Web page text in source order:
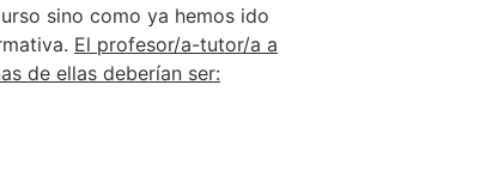
sino como ya hemos ido
El profesor/a-tutor/a a
de ellas deberían ser: